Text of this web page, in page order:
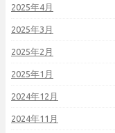
2025年4月
2025年3月
2025年2月
2025年1月
2024年12月
2024年11月